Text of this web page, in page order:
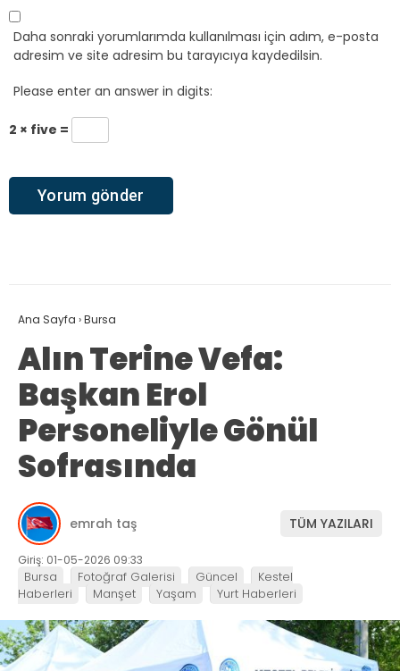
Daha sonraki yorumlarımda kullanılması için adım, e-posta
adresim ve site adresim bu tarayıcıya kaydedilsin.
Please enter an answer in digits:
2 × five =
Ana Sayfa ›Bursa
Alın Terine Vefa:
Başkan Erol
Personeliyle Gönül
Sofrasında
emrah taş TÜM YAZILARI
Giriş: 01-05-2026 09:33
Bursa Fotoğraf Galerisi Güncel
Kestel
Haberleri
Manşet Yaşam Yurt Haberleri